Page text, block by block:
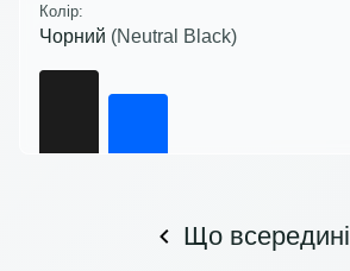
Колір:
Чорний (Neutral Black)
Що всередині